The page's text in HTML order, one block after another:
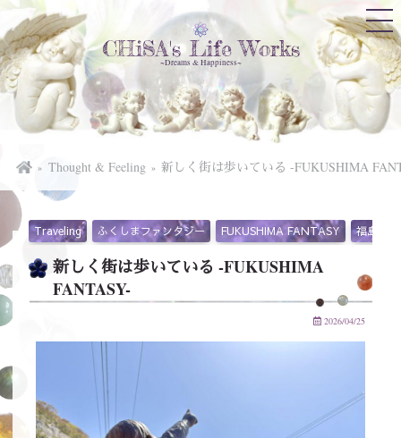
CHiSA's Life Works
~Dreams & Happiness~
Thought & Feeling 新しく街は歩いている -FUKUSHIMA
Traveling ふくしまファンタジー FUKUSHIMA FANTASY 福島県
新しく街は歩いている -FUKUSHIMA
FANTASY-
2026/04/25